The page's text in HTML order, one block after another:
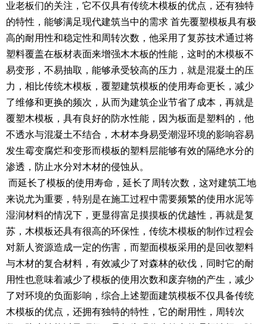
业老板们的关注，它不仅具有传统木模板的优点，还有独特
的特性，能够满足现代建筑当中的需求 首先覆塑模板具有极
高的耐用性和稳定性和周转次数，他采用了复苏技术通过将
塑料覆盖在板材表面来增强木木板的性能，这时的木模板不
易变形，不易抽取，能够承受较高的压力，就是混凝土的压
力，相比传统木模板，覆塑建筑模板的使用寿命更长，减少
了维修和更换的频次，从而为建筑企业节省了成本，再就是
覆塑木模板，具有良好的防水性能，因为板面是塑料的，他
不透水与混凝土不结合，木材本身易受潮湿环境的影响容易
发生霉变腐烂和变形而模板的塑料层能够有效的隔绝水分的
渗透，防止水分对木材的侵蚀从。
而延长了模板的使用寿命，延长了周转次数，这对建筑工地
来说尤为重要，特别是在施工过程中需要频繁的使用水泥等
湿润材料的情况下，更显得富足摸摸板的优越性，再就是复
苏，木模板还具有很高的环保性，传统木模板的制作过程会
对新人资源造成一定的伤害，而塑面模板采用的是回收塑料
与木材的复合材料，有效减少了对森林的砍伐，同时它的耐
用性也意味着减少了模板的使用次数和废弃物的产生，减少
了对环境的负面影响，综合上述塑面建筑模板不仅具备传统
木模板的优点，还拥有独特的特性，它的耐用性，周转次